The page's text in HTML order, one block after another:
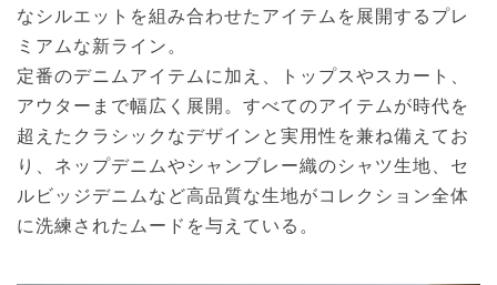
なシルエットを組み合わせたアイテムを展開するプレ
ミアムな新ライン。
定番のデニムアイテムに加え、トップスやスカート、
アウターまで幅広く展開。すべてのアイテムが時代を
超えたクラシックなデザインと実用性を兼ね備えてお
り、ネップデニムやシャンブレー織のシャツ生地、セ
ルビッジデニムなど高品質な生地がコレクション全体
に洗練されたムードを与えている。